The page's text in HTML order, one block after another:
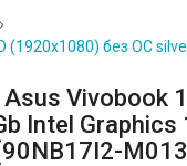
(1920x1080) без ОС
Vivobook
Intel